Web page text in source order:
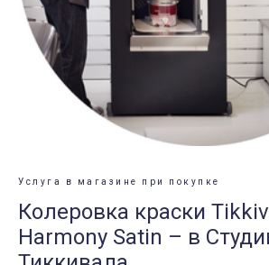
Услуга в магазине при покупке
Колеровка краски
Harmony Satin – в